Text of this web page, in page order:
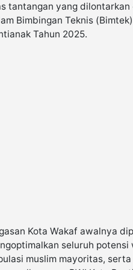
tantangan yang dilontarkan
Bimbingan Teknis
Tahun 2025.
Kota Wakaf awalnya
seluruh
muslim mayoritas,